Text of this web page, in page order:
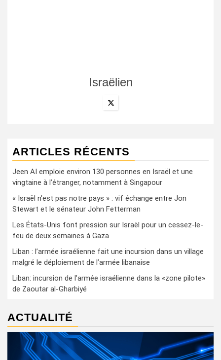
Israëlien
ARTICLES RÉCENTS
Jeen AI emploie environ 130 personnes en Israël et une
vingtaine à l’étranger, notamment à Singapour
« Israël n’est pas notre pays » : vif échange entre Jon
Stewart et le sénateur John Fetterman
Les États-Unis font pression sur Israël pour un cessez-le-
feu de deux semaines à Gaza
Liban : l’armée israélienne fait une incursion dans un village
malgré le déploiement de l’armée libanaise
Liban: incursion de l’armée israélienne dans la «zone pilote»
de Zaoutar al-Gharbiyé
ACTUALITÉ